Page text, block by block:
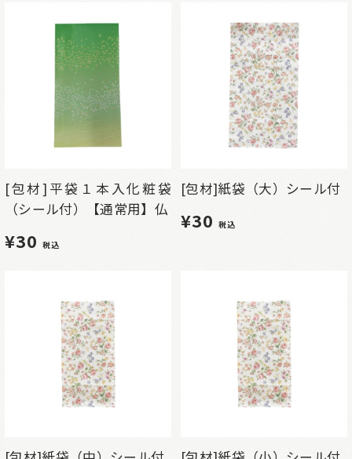
[包材]平袋１本入化粧袋
（シール付）【通常用】仏
¥30税込
[包材]紙袋（大）シール付
¥30税込